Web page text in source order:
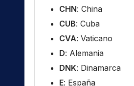
CHN: China
CUB: Cuba
CVA: Vaticano
D: Alemania
DNK: Dinamarca
E: España